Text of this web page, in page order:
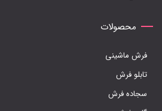
محصولات
فرش ماشینی
تابلو فرش
سجاده فرش